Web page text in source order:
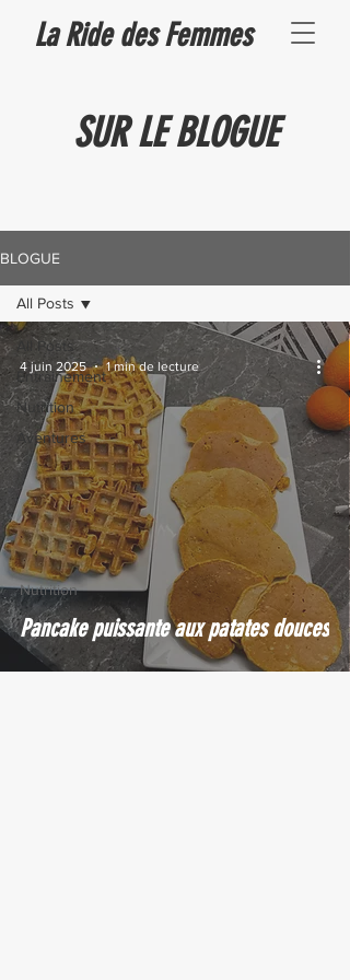
La Ride des Femmes
SUR LE BLOGUE
BLOGUE
All Posts
Entrainement
Nutrition
Aventures
All Posts
Pancake puissante aux patates douces
Nutrition
4 juin 2025 1 min de lecture